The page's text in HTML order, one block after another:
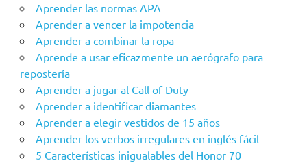
Aprender las normas APA
Aprender a vencer la impotencia
Aprender a combinar la ropa
Aprende a usar eficazmente un aerógrafo para
repostería
Aprender a jugar al Call of Duty
Aprender a identificar diamantes
Aprender a elegir vestidos de 15 años
Aprender los verbos irregulares en inglés fácil
5 Características inigualables del Honor 70